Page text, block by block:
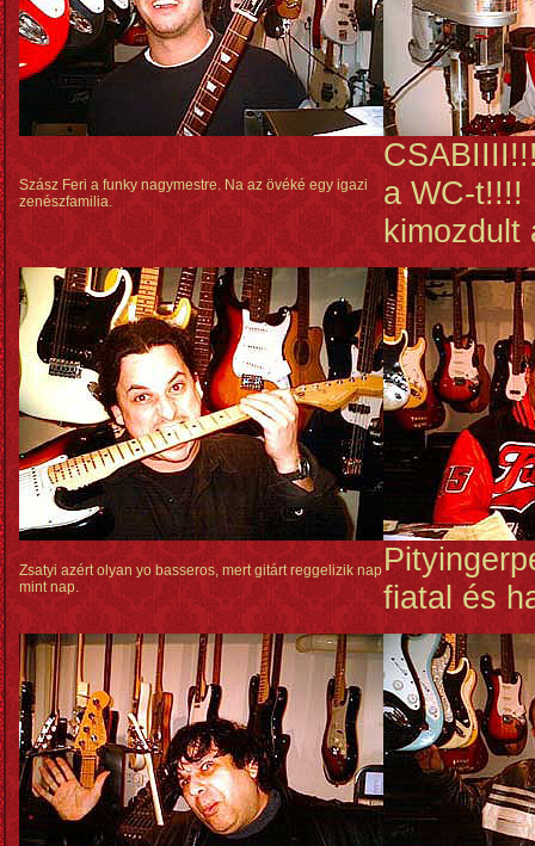
Szász Feri a funky nagymestre. Na az övéké egy igazi
zenészfamilia.
a WC-t!!!!
kimozdult
Zsatyi azért olyan yo basseros, mert gitárt reggelizik nap
mint nap.
fiatal és